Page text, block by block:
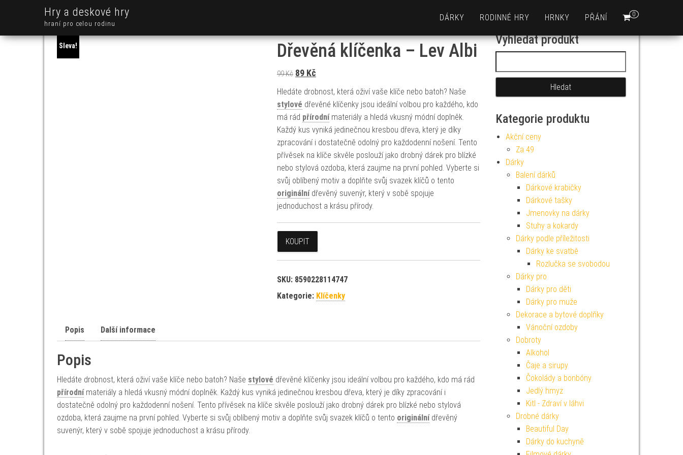
Hry a deskové hry
hraní pro celou rodinu
0
DÁRKY RODINNÉ HRY HRNKY PŘÁNÍ
Sleva! Dřevěná klíčenka – Lev Albi
99Kč Původní cena byla: 99 Kč.
89 KčAktuální cena je: 89 Kč.
Hledáte drobnost, která oživí vaše klíče nebo batoh? Naše
stylové dřevěné klíčenky jsou ideální volbou pro každého, kdo
má rád přírodnímateriály a hledá vkusný módní doplněk.
Každý kus vyniká jedinečnou kresbou dřeva, který je díky
zpracování i dostatečně odolný pro každodenní nošení. Tento
přívěsek na klíče skvěle poslouží jako drobný dárek pro blízké
nebo stylová ozdoba, která zaujme na první pohled. Vyberte si
svůj oblíbený motiv a doplňte svůj svazek klíčů o tento
originálnídřevěný suvenýr, který v sobě spojuje
jednoduchost a krásu přírody.
KOUPIT
SKU: 8590228114747
Kategorie: Klíčenky
Popis Další informace
Popis
Hledáte drobnost, která oživí vaše klíče nebo batoh? Naše stylové dřevěné klíčenky jsou ideální volbou pro každého, kdo má rád
přírodnímateriály a hledá vkusný módní doplněk. Každý kus vyniká jedinečnou kresbou dřeva, který je díky zpracování i
dostatečně odolný pro každodenní nošení. Tento přívěsek na klíče skvěle poslouží jako drobný dárek pro blízké nebo stylová
ozdoba, která zaujme na první pohled. Vyberte si svůj oblíbený motiv a doplňte svůj svazek klíčů o tento originálnídřevěný
suvenýr, který v sobě spojuje jednoduchost a krásu přírody.
Vyhledat produkt
Kategorie produktu
Akční ceny
Za 49
Dárky
Balení dárků
Dárkové krabičky
Dárkové tašky
Jmenovky na dárky
Stuhy a kokardy
Dárky podle příležitosti
Dárky ke svatbě
Rozlučka se svobodou
Dárky pro
Dárky pro děti
Dárky pro muže
Dekorace a bytové doplňky
Vánoční ozdoby
Dobroty
Alkohol
Čaje a sirupy
Čokolády a bonbóny
Jedlý hmyz
Kitl - Zdraví v láhvi
Drobné dárky
Beautiful Day
Dárky do kuchyně